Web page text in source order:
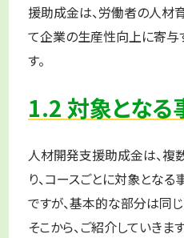
援助成金は、労働者の人材
て企業の生産性向上に寄与
す。
1.2 対象とな
人材開発支援助成金は、複
り、コースごとに対象とな
ですが、基本的な部分は同
そこから、ご紹介していきます